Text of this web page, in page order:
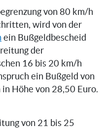
von 80 km/h
wird von der
ein Bußgeldbescheid
der
16 bis 20 km/h
ein Bußgeld von
Höhe von 28,50 Euro.
von 21 bis 25